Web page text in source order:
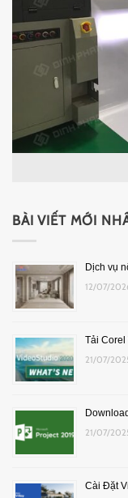
BÀI VIẾT MỚI
Dịch vụ
12/07/
Tải Corel
21/07/
21/07/
Cài Đặt